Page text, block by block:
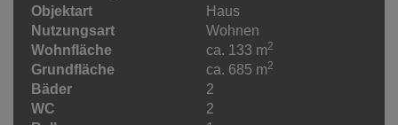
Objektart
Haus
Nutzungsart
Wohnen
Wohnfläche
ca. 133 m2
Grundfläche ca. 685 m2
Bäder
2
WC
2